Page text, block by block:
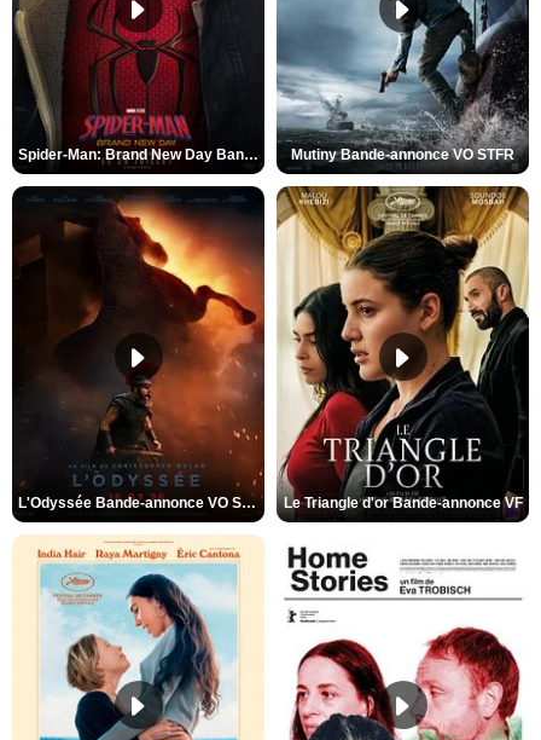
Spider-Man: Brand New Day Bande-annonce VO STFR Mutiny Bande-annonce VO STFR
L'Odyssée Bande-annonce VO STFR Le Triangle d'or Bande-annonce VF